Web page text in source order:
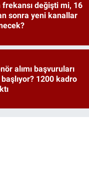
frekansı değişti mi, 16
sonra yeni kanallar
alımı başvuruları
1200 kadro